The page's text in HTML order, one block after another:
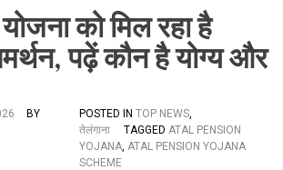
को मिल रहा है
पढ़ें कौन है योग्य और
BY
POSTED IN TOP NEWS,
तेलंगाना
TAGGED ATAL PENSION
YOJANA, ATAL PENSION YOJANA
SCHEME